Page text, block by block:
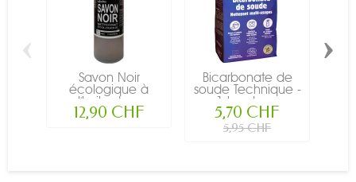
Savon Noir
écologique à
l'huile de...
12,90 CHF
Bicarbonate de
soude Technique -
1 kg - La...
5,70 CHF
5,95 CHF
‹ ›